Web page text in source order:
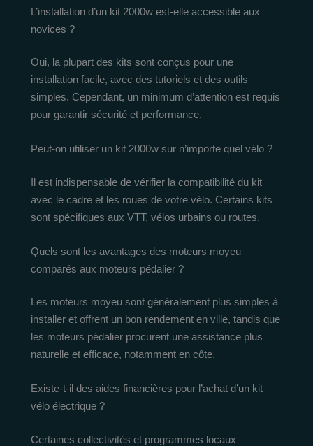
L’installation d’un kit 2000w est-elle accessible aux
novices ?
Oui, la plupart des kits sont conçus pour une
installation facile, avec des tutoriels et des outils
simples. Cependant, un minimum d’attention est requis
pour garantir sécurité et performance.
Peut-on utiliser un kit 2000w sur n’importe quel vélo ?
Il est indispensable de vérifier la compatibilité du kit
avec le cadre et les roues de votre vélo. Certains kits
sont spécifiques aux VTT, vélos urbains ou routes.
Quels sont les avantages des moteurs moyeu
comparés aux moteurs pédalier ?
Les moteurs moyeu sont généralement plus simples à
installer et offrent un bon rendement en ville, tandis que
les moteurs pédalier procurent une assistance plus
naturelle et efficace, notamment en côte.
Existe-t-il des aides financières pour l’achat d’un kit
vélo électrique ?
Certaines collectivités et programmes locaux